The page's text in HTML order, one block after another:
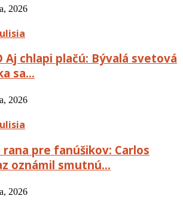
2026
Aj chlapi plačú: Bývalá svetová
sa…
2026
rana pre fanúšikov: Carlos
oznámil smutnú…
2026